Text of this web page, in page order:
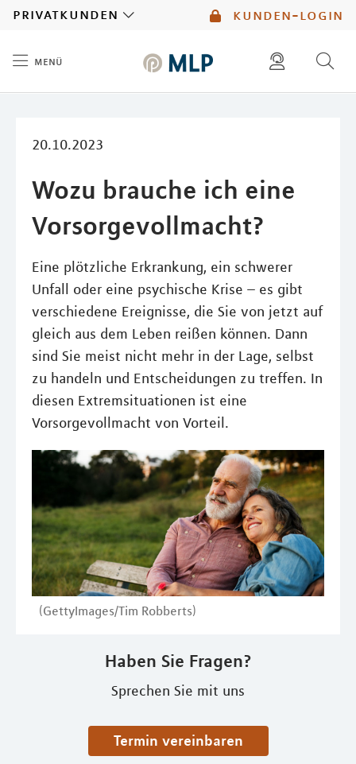
kunden-login
privatkunden
menü
20.10.2023
Wozu brauche ich eine
Vorsorgevollmacht?
Eine plötzliche Erkrankung, ein schwerer
Unfall oder eine psychische Krise – es gibt
verschiedene Ereignisse, die Sie von jetzt auf
gleich aus dem Leben reißen können. Dann
sind Sie meist nicht mehr in der Lage, selbst
zu handeln und Entscheidungen zu treffen. In
diesen Extremsituationen ist eine
Vorsorgevollmacht von Vorteil.
(GettyImages/Tim Robberts)
Haben Sie Fragen?
Sprechen Sie mit uns
Termin vereinbaren